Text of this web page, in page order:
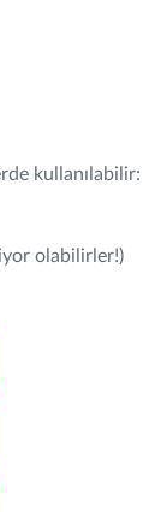
kullanılabilir:
olabilirler!)